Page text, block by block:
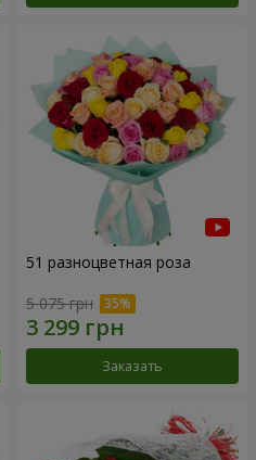
51 разноцветная роза
5 075 грн
Заказать